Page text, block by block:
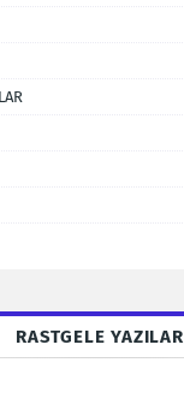
RASTGELE YAZILAR